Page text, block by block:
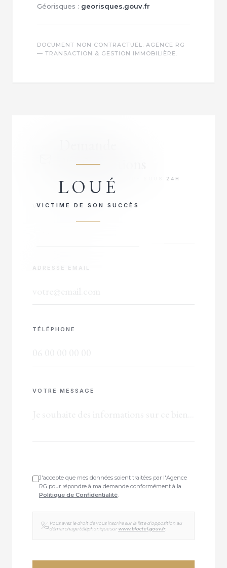
Géorisques : georisques.gouv.fr
DOCUMENT NON CONTRACTUEL. AGENCE RG
— TRANSACTION & GESTION IMMOBILIÈRE.
LOUÉ
VICTIME DE SON SUCCÈS
d'informations
RÉPONSE PRIORITAIRE SOUS 24H
VOTRE NOM COMPLET
ADRESSE EMAIL
TÉLÉPHONE
VOTRE MESSAGE
J'accepte que mes données soient traitées par l'Agence
RG pour répondre à ma demande conformément à la
Politique de Confidentialité.
Vous avez le droit de vous inscrire sur la liste d'opposition au
démarchage téléphonique sur www.bloctel.gouv.fr.